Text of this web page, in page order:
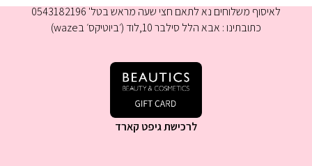
לאיסוף משלוחים נא לתאם חצי שעה מראש בטל' 0543182196
כתובתינו : אבא הלל סילבר 10,לוד (׳ביוטיקס׳ בwaze)
לרכישת גיפט קארד